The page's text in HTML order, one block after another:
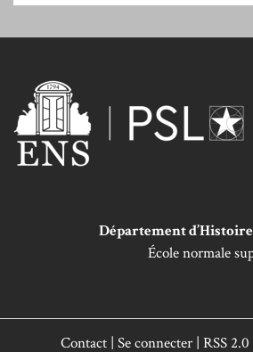
Département d’Histoire
École normale
Contact | Se connecter | RSS 2.0